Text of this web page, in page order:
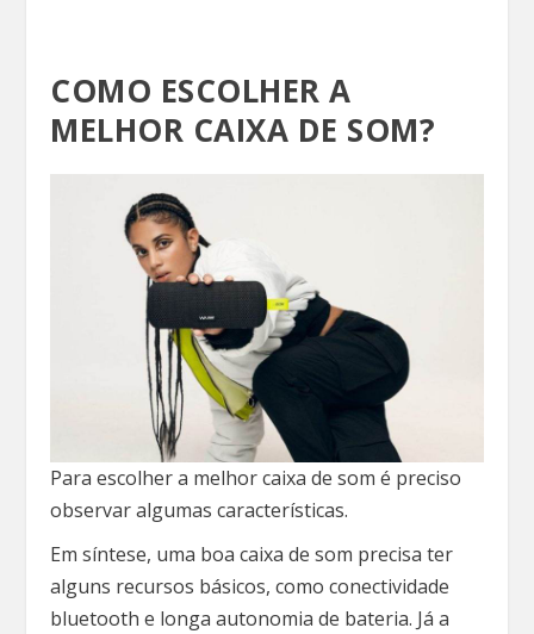
COMO ESCOLHER A
MELHOR CAIXA DE SOM?
Para escolher a melhor caixa de som é preciso
observar algumas características.
Em síntese, uma boa caixa de som precisa ter
alguns recursos básicos, como conectividade
bluetooth e longa autonomia de bateria. Já a